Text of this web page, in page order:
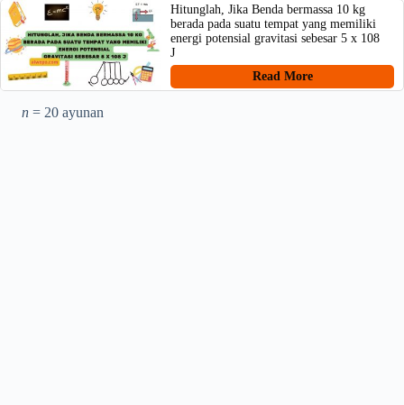
Hitunglah, Jika Benda bermassa 10 kg
berada pada suatu tempat yang memiliki
energi potensial gravitasi sebesar 5 x 108
J
Read More
n = 20 ayunan